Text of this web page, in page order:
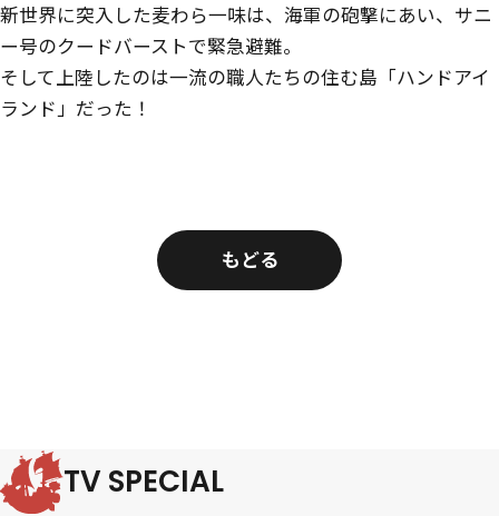
新世界に突入した麦わら一味は、海軍の砲撃にあい、サニ
ー号のクードバーストで緊急避難。
そして上陸したのは一流の職人たちの住む島「ハンドアイ
ランド」だった！
もどる
TV SPECIAL